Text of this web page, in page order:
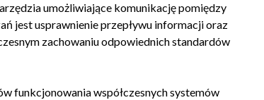
umożliwiające komunikację pomiędzy
jest usprawnienie przepływu informacji oraz
zachowaniu odpowiednich standardów
funkcjonowania współczesnych systemów